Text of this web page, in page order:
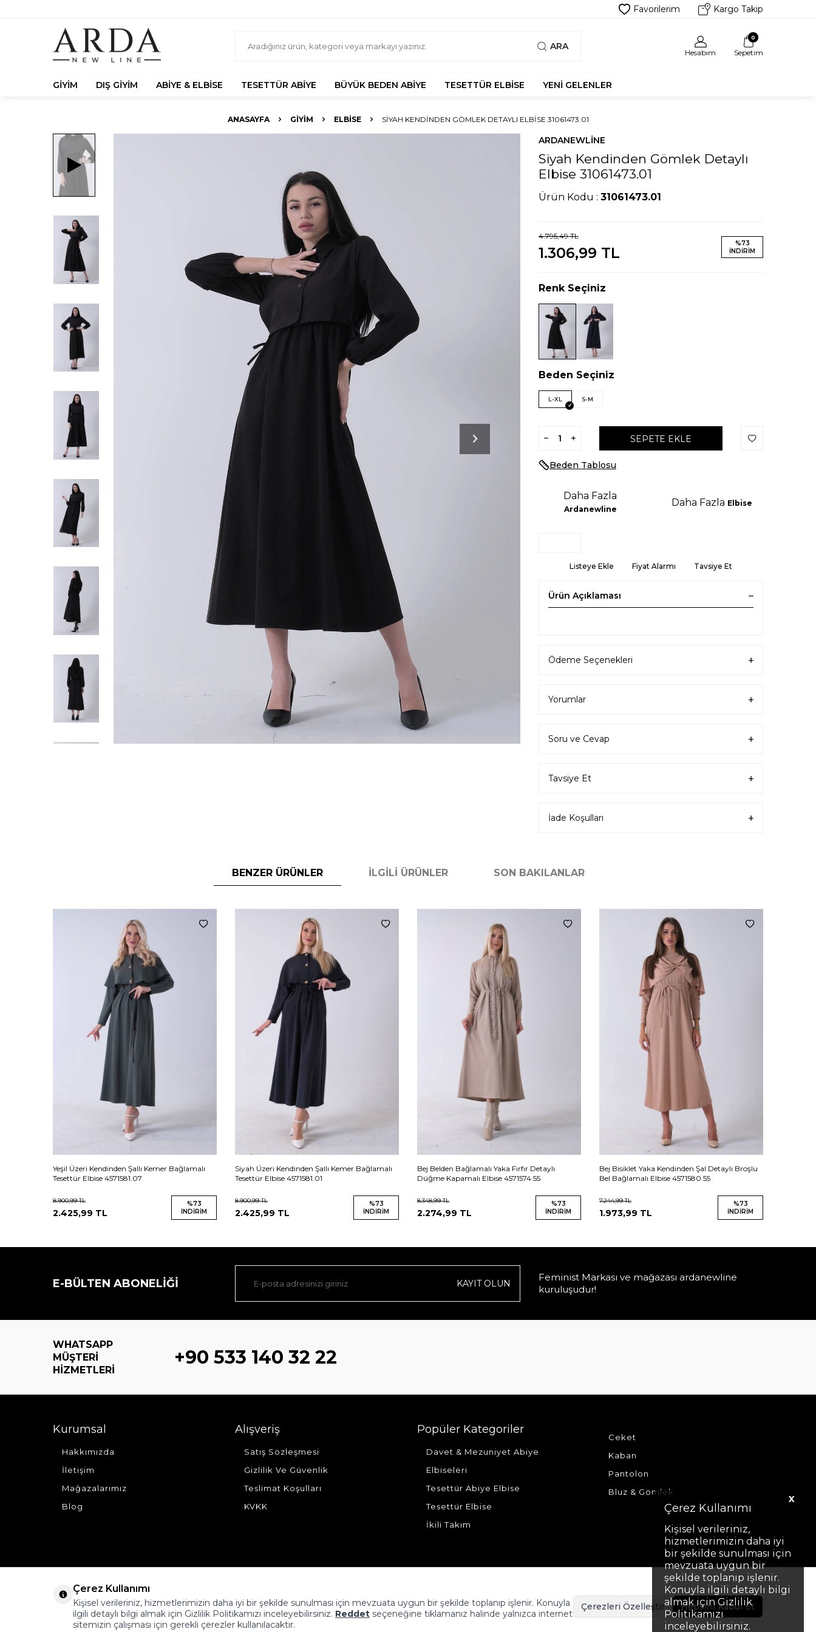
X
Çerez Kullanımı
Kişisel verileriniz,
hizmetlerimizin daha iyi
bir şekilde sunulması için
mevzuata uygun bir
şekilde toplanıp işlenir.
Konuyla ilgili detaylı bilgi
almak için Gizlilik
Politikamızı
inceleyebilirsiniz.
Favorilerim Kargo Takip
ARA
Hesabım
0
Sepetim
GIYIM DIŞ GIYIM ABIYE & ELBISE TESETTÜR ABIYE BÜYÜK BEDEN ABIYE TESETTÜR ELBISE YENI GELENLER
ANASAYFA GIYIM ELBISE SIYAH KENDINDEN GÖMLEK DETAYLI ELBISE 31061473.01
ARDANEWLINE
Siyah Kendinden Gömlek Detaylı
Elbise 31061473.01
Ürün Kodu : 31061473.01
4.795,49TL
1.306,99 TL
%73
İNDIRIM
Renk Seçiniz
Beden Seçiniz
L-XL S-M
SEPETE EKLE
Beden Tablosu
Daha Fazla
Ardanewline
Daha Fazla Elbise
Listeye Ekle Fiyat Alarmı Tavsiye Et
Ürün Açıklaması
Ödeme Seçenekleri
Yorumlar
Soru ve Cevap
Tavsiye Et
İade Koşulları
BENZER ÜRÜNLER İLGILI ÜRÜNLER SON BAKILANLAR
Yeşil Üzeri Kendinden Şallı Kemer Bağlamalı
Tesettür Elbise 4571581.07
8.900,99TL
2.425,99 TL
%73
İNDIRIM
Siyah Üzeri Kendinden Şallı Kemer Bağlamalı
Tesettür Elbise 4571581.01
8.900,99TL
2.425,99 TL
%73
İNDIRIM
Bej Belden Bağlamalı Yaka Fırfır Detaylı
Düğme Kapamalı Elbise 4571574.55
8.348,99TL
2.274,99 TL
%73
İNDIRIM
Bej Bisiklet Yaka Kendinden Şal Detaylı Broşlu
Bel Bağlamalı Elbise 4571580.55
7.244,99TL
1.973,99 TL
%73
İNDIRIM
E-BÜLTEN ABONELIĞI KAYIT OLUN
Feminist Markası ve mağazası ardanewline
kuruluşudur!
WHATSAPP
MÜŞTERI
HIZMETLERI
+90 533 140 32 22
Kurumsal
Hakkımızda
İletişim
Mağazalarımız
Blog
Alışveriş
Satış Sözleşmesi
Gizlilik Ve Güvenlik
Teslimat Koşulları
KVKK
Popüler Kategoriler
Davet & Mezuniyet Abiye
Elbiseleri
Tesettür Abiye Elbise
Tesettür Elbise
İkili Takım
Ceket
Kaban
Pantolon
Bluz & Gömlek
Çerez Kullanımı
Kişisel verileriniz, hizmetlerimizin daha iyi bir şekilde sunulması için mevzuata uygun bir şekilde toplanıp işlenir. Konuyla
ilgili detaylı bilgi almak için Gizlilik Politikamızı inceleyebilirsiniz. Reddet seçeneğine tıklamanız halinde yalnızca internet
sitemizin çalışması için gerekli çerezler kullanılacaktır.
Çerezleri Özelleştir Hepsini Kabul Et